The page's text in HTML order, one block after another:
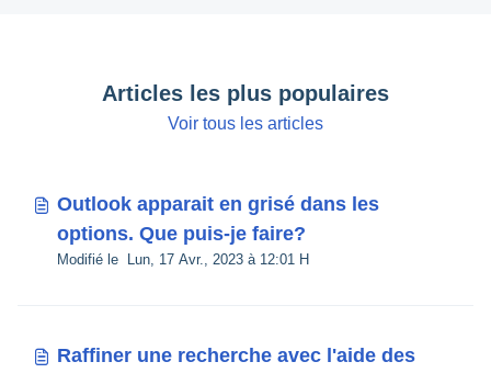
Articles les plus populaires
Voir tous les articles
Outlook apparait en grisé dans les
options. Que puis-je faire?
Modifié le Lun, 17 Avr., 2023 à 12:01 H
Raffiner une recherche avec l'aide des